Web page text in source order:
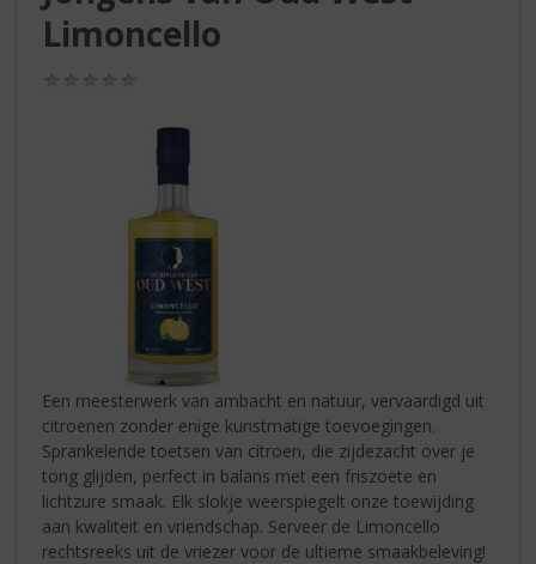
Limoncello
Een meesterwerk van ambacht en natuur, vervaardigd uit
citroenen zonder enige kunstmatige toevoegingen.
Sprankelende toetsen van citroen, die zijdezacht over je
tong glijden, perfect in balans met een friszoete en
lichtzure smaak. Elk slokje weerspiegelt onze toewijding
aan kwaliteit en vriendschap. Serveer de Limoncello
rechtsreeks uit de vriezer voor de ultieme smaakbeleving!